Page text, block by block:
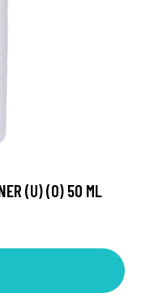
(U) (O) 50 ML